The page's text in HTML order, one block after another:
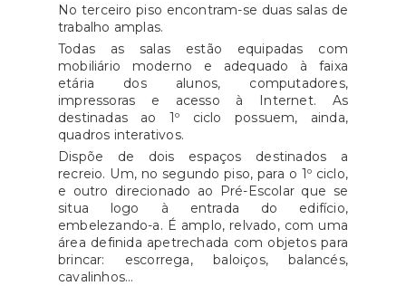
No terceiro piso encontram-se duas salas de
trabalho amplas.
Todas as salas estão equipadas com
mobiliário moderno e adequado à faixa
etária dos alunos, computadores,
impressoras e acesso à Internet. As
destinadas ao 1º ciclo possuem, ainda,
quadros interativos.
Dispõe de dois espaços destinados a
recreio. Um, no segundo piso, para o 1º ciclo,
e outro direcionado ao Pré-Escolar que se
situa logo à entrada do edifício,
embelezando-a. É amplo, relvado, com uma
área definida apetrechada com objetos para
brincar: escorrega, baloiços, balancés,
cavalinhos…